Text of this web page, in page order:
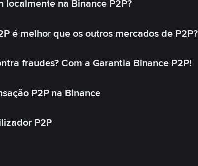
localmente na Binance P2P?
é melhor que os outros mercados de P2P?
fraudes? Com a Garantia Binance P2P!
P2P na Binance
P2P